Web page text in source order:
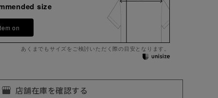
size
on
あくまでもサイズをご検討いただく際の目安となります。